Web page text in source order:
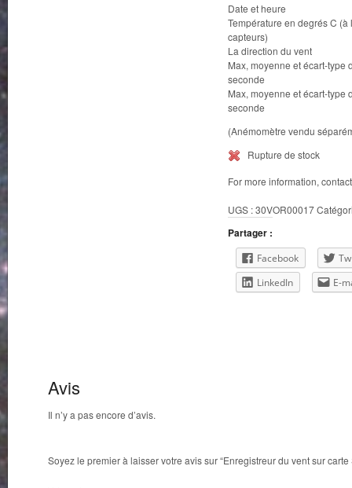
Date et heure
Température en degrés C
capteurs)
La direction du vent
Max, moyenne et écart-type
seconde
Max, moyenne et écart-type
seconde
(Anémomètre vendu
Rupture de stock
For more information,
UGS :30VOR00017
Partager :
Facebook
LinkedIn
E-
Avis
Il n’y a pas encore d’avis.
Soyez le premier à laisser votre avis sur “Enregistreur du vent sur carte